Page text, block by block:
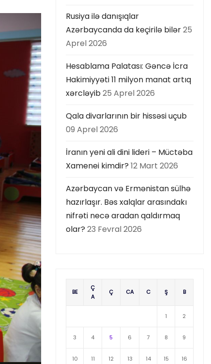
Rusiya ilə danışıqlar
Azərbaycanda da keçirilə bilər25
Aprel 2026
Hesablama Palatası: Gəncə İcra
Hakimiyyəti 11 milyon manat artıq
xərcləyib25 Aprel 2026
Qala divarlarının bir hissəsi uçub
09 Aprel 2026
İranın yeni ali dini lideri – Müctəba
Xamenei kimdir? 12 Mart 2026
Azərbaycan və Ermənistan sülhə
hazırlaşır. Bəs xalqlar arasındakı
nifrəti necə aradan qaldırmaq
olar? 23 Fevral 2026
BE
Ç
A
Ç CA C Ş B
1 2
3 4 5 6 7 8 9
10 11 12 13 14 15 16